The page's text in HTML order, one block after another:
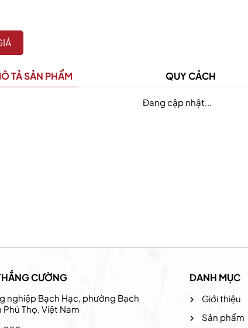
TẢ SẢN PHẨM QUY CÁCH
Đang cập nhật...
CƯỜNG
nghiệp Bạch Hạc, phường Bạch
Phú Thọ, Việt Nam
DANH MỤC
Giới thiệu
Sản phẩm